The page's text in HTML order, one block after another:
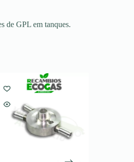
de GPL em tanques.